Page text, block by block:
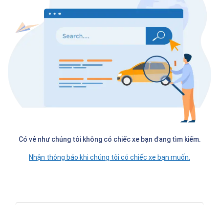
Có vẻ như chúng tôi không có chiếc xe bạn đang tìm kiếm.
Nhận thông báo khi chúng tôi có chiếc xe bạn muốn.